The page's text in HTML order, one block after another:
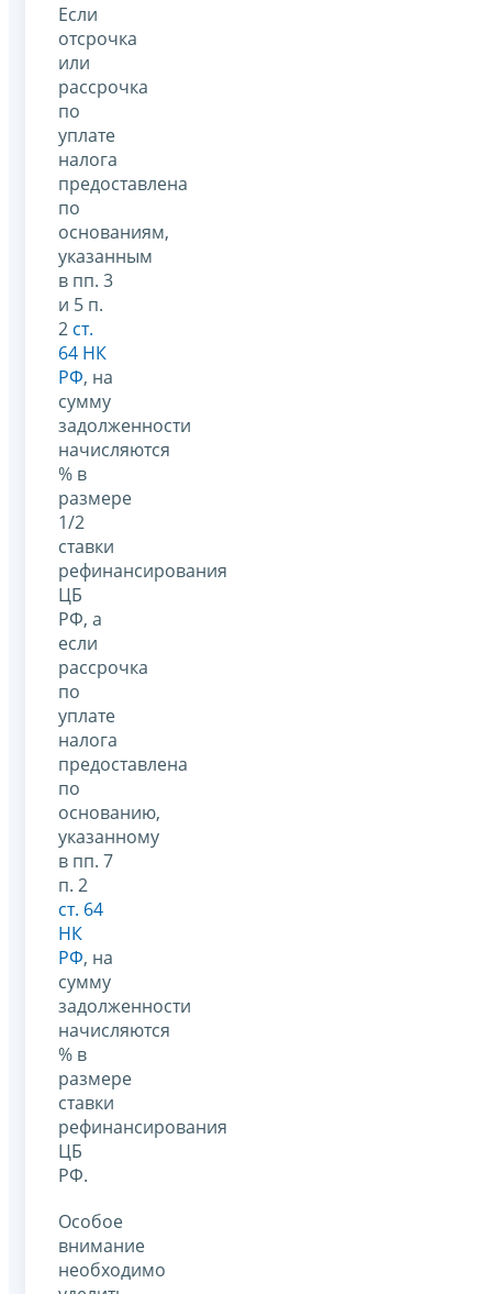
Если
отсрочка
или
рассрочка
по
уплате
налога
предоставлена
по
основаниям,
указанным
в пп. 3
и 5 п.
2 ст.
64 НК
РФ, на
сумму
задолженности
начисляются
% в
размере
1/2
ставки
рефинансирования
ЦБ
РФ, а
если
рассрочка
по
уплате
налога
предоставлена
по
основанию,
указанному
в пп. 7
п. 2
ст. 64
НК
РФ, на
сумму
задолженности
начисляются
% в
размере
ставки
рефинансирования
ЦБ
РФ.
Особое
внимание
необходимо